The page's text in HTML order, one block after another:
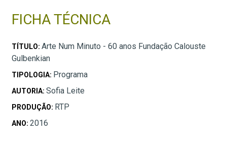
FICHA TÉCNICA
TÍTULO: Arte Num Minuto - 60 anos Fundação Calouste
Gulbenkian
TIPOLOGIA: Programa
AUTORIA: Sofia Leite
PRODUÇÃO: RTP
ANO: 2016